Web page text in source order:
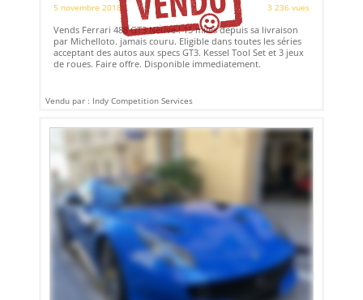
5 novembre 2018
3 236 vues
Vends Ferrari 488 GT3 Neuve ! 15 miles depuis sa livraison
par Michelloto. jamais couru. Eligible dans toutes les séries
acceptant des autos aux specs GT3. Kessel Tool Set et 3 jeux
de roues. Faire offre. Disponible immediatement.
Vendu par : Indy Competition Services